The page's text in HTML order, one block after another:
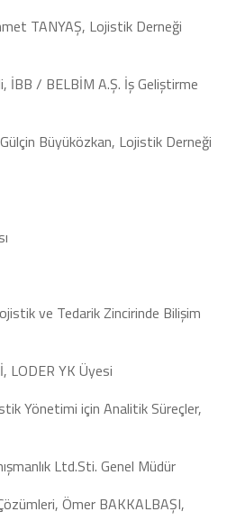
TANYAŞ, Lojistik Derneği
İBB / BELBİM A.Ş. İş Geliştirme
Büyüközkan, Lojistik Derneği
ve Tedarik Zincirinde Bilişim
LODER YK Üyesi
Yönetimi için Analitik Süreçler,
Ltd.Sti. Genel Müdür
Ömer BAKKALBAŞI,